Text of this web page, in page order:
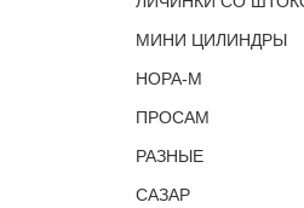
МИНИ ЦИЛИНДРЫ
НОРА-М
ПРОСАМ
РАЗНЫЕ
САЗАР